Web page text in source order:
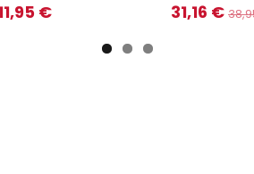
€
31,16 €